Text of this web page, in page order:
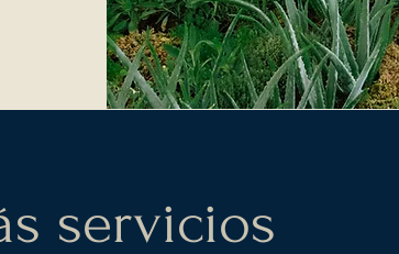
servicios